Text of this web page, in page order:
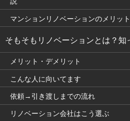
マンションリノベーションのメリッ
そもそもリノベーションとは？知
メリット・デメリット
こんな人に向いてます
依頼→引き渡しまでの流れ
リノベーション会社はこう選ぶ